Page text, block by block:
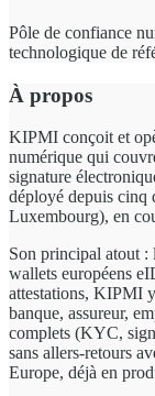
Pôle de confiance
technologique de
À propos
KIPMI conçoit et
numérique qui
signature
déployé depuis cinq
Luxembourg), en
Son principal atout :
wallets européens
attestations, KIPMI
banque, assureur,
complets (KYC,
sans allers-retours
Europe, déjà en